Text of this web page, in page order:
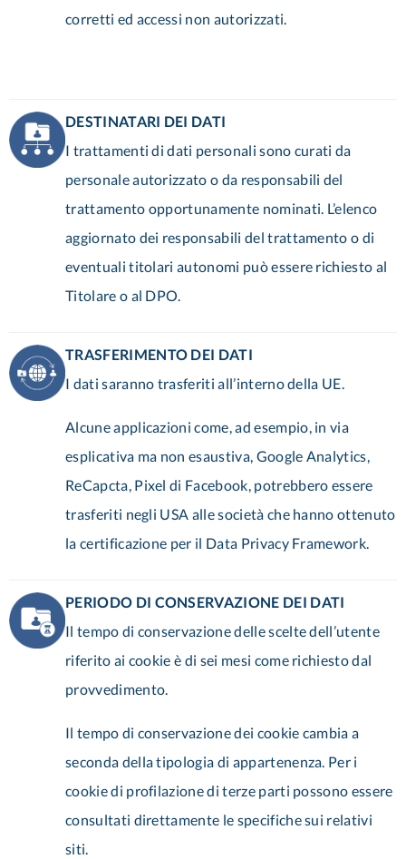
corretti ed accessi non autorizzati.
DESTINATARI DEI DATI
I trattamenti di dati personali sono curati da
personale autorizzato o da responsabili del
trattamento opportunamente nominati. L’elenco
aggiornato dei responsabili del trattamento o di
eventuali titolari autonomi può essere richiesto al
Titolare o al DPO.
TRASFERIMENTO DEI DATI
I dati saranno trasferiti all’interno della UE.
Alcune applicazioni come, ad esempio, in via
esplicativa ma non esaustiva, Google Analytics,
ReCapcta, Pixel di Facebook, potrebbero essere
trasferiti negli USA alle società che hanno ottenuto
la certificazione per il Data Privacy Framework.
PERIODO DI CONSERVAZIONE DEI DATI
Il tempo di conservazione delle scelte dell’utente
riferito ai cookie è di sei mesi come richiesto dal
provvedimento.
Il tempo di conservazione dei cookie cambia a
seconda della tipologia di appartenenza. Per i
cookie di profilazione di terze parti possono essere
consultati direttamente le specifiche sui relativi
siti.